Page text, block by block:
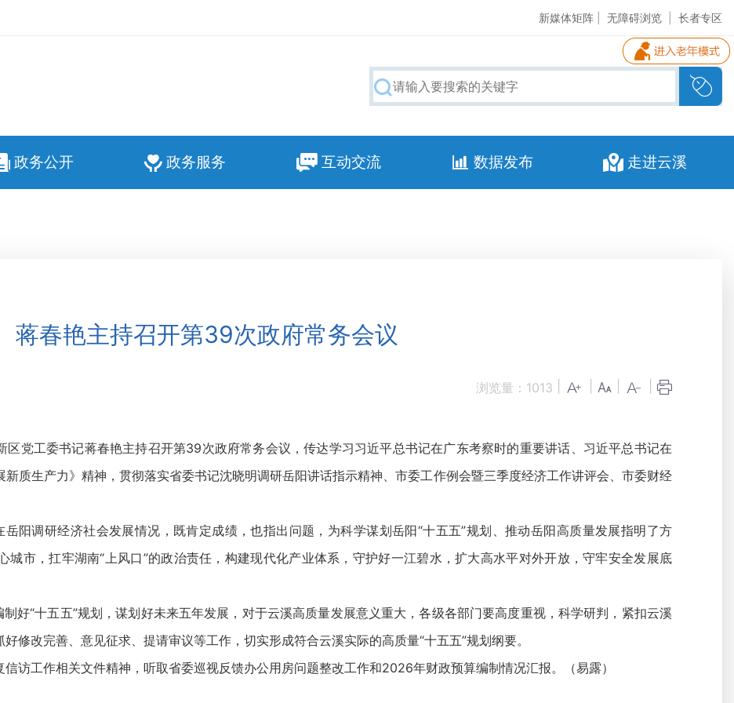
新媒体矩阵 无障碍浏览 长者专区
政务公开 政务服务 互动交流 数据发布 走进云溪
蒋春艳主持召开第39次政府常务会议
浏览量： 1013
党工委书记蒋春艳主持召开第39次政府常务会议，传达学习习近平总书记在广东考察时的重要讲话、习近平总书记在
新质生产力》精神，贯彻落实省委书记沈晓明调研岳阳讲话指示精神、市委工作例会暨三季度经济工作讲评会、市委财经
调研经济社会发展情况，既肯定成绩，也指出问题，为科学谋划岳阳“十五五”规划、推动岳阳高质量发展指明了方
城市，扛牢湖南“上风口”的政治责任，构建现代化产业体系，守护好一江碧水，扩大高水平对外开放，守牢安全发展底
“十五五”规划，谋划好未来五年发展，对于云溪高质量发展意义重大，各级各部门要高度重视，科学研判，紧扣云溪
修改完善、意见征求、提请审议等工作，切实形成符合云溪实际的高质量“十五五”规划纲要。
工作相关文件精神，听取省委巡视反馈办公用房问题整改工作和2026年财政预算编制情况汇报。（易露）